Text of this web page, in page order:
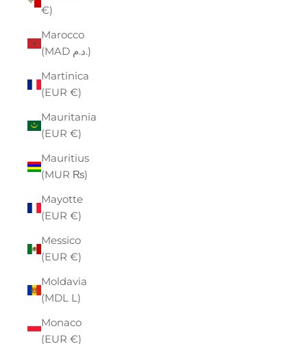
€)
Marocco
(MAD د.م.)
Martinica
(EUR €)
Mauritania
(EUR €)
Mauritius
(MUR ₨)
Mayotte
(EUR €)
Messico
(EUR €)
Moldavia
(MDL L)
Monaco
(EUR €)